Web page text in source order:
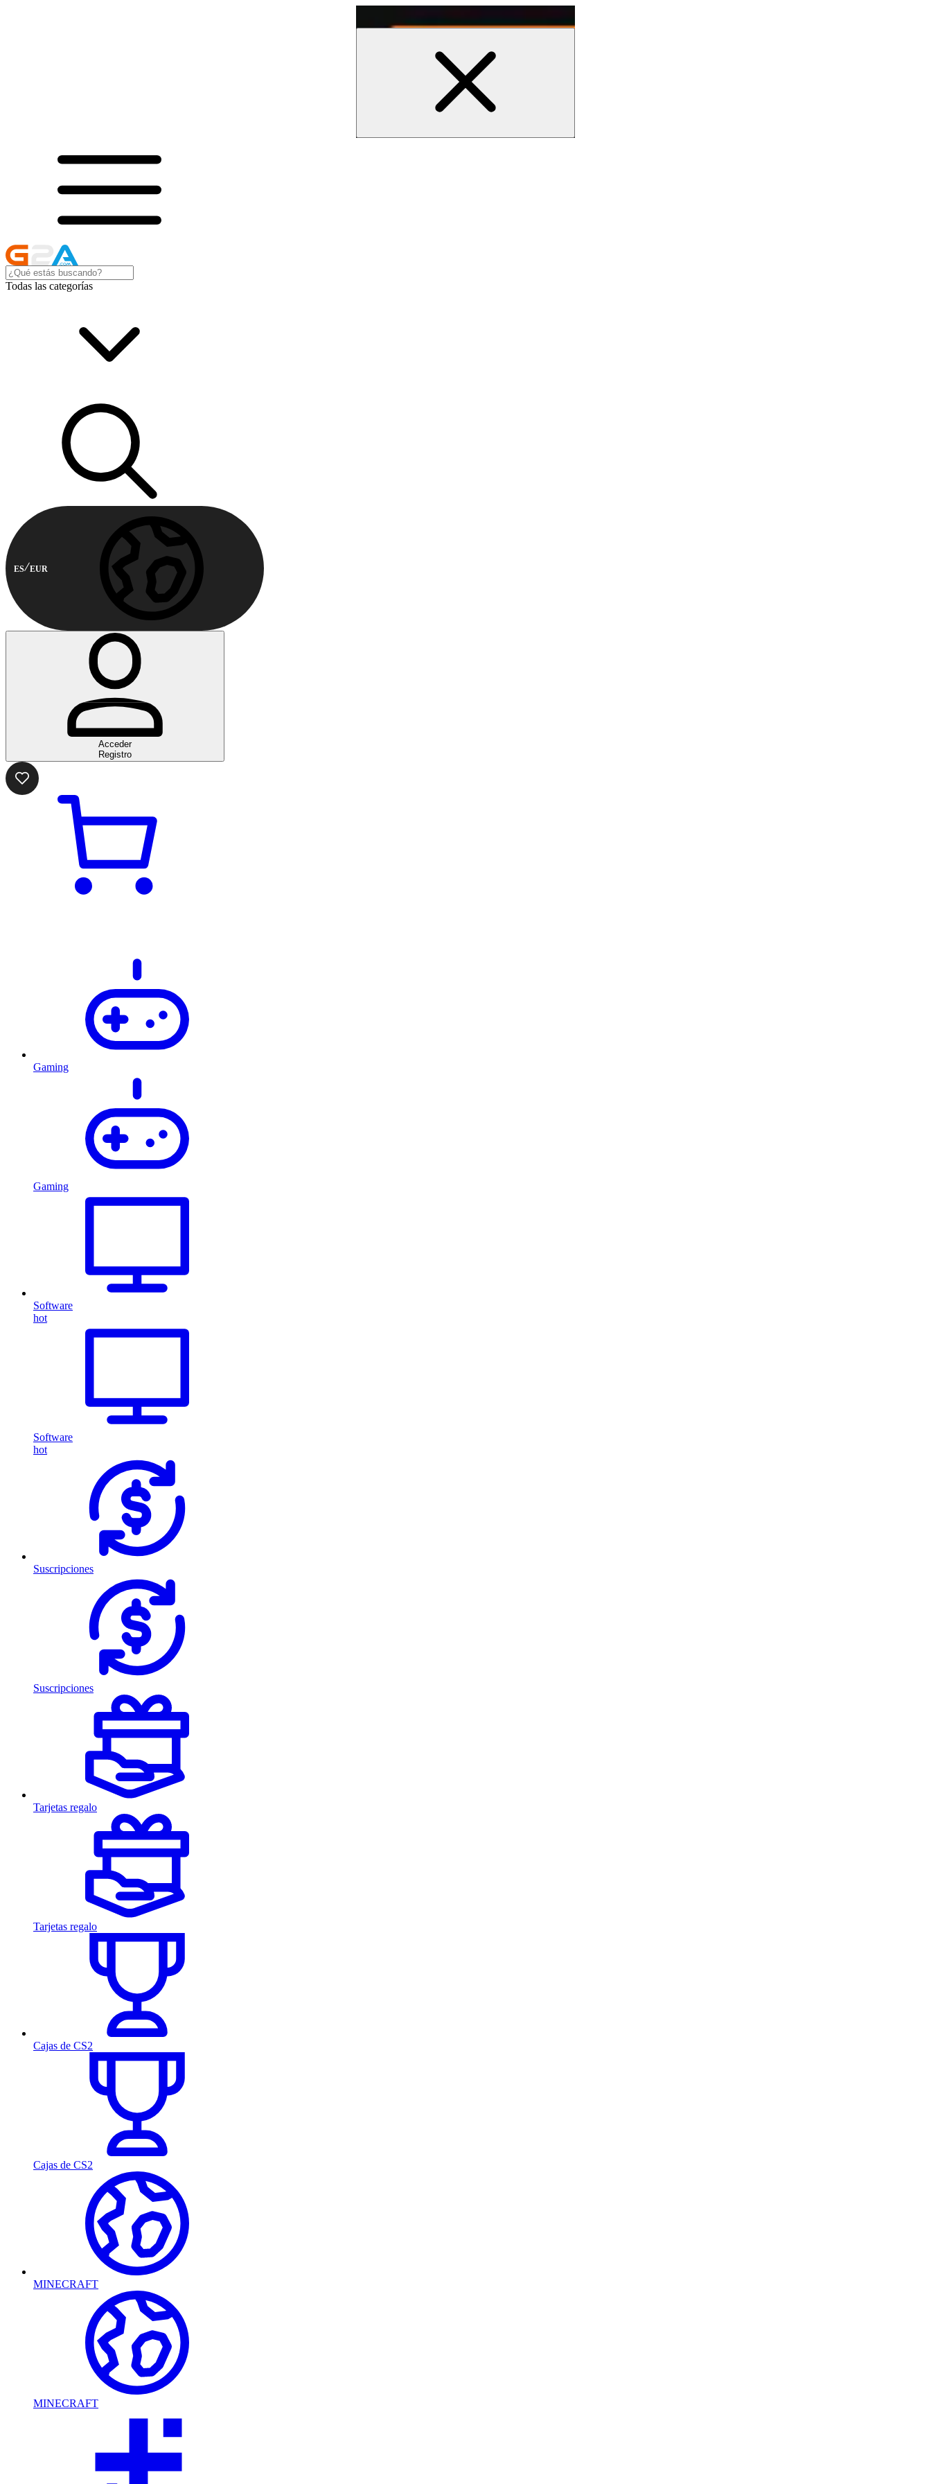
Todas las categorías
ES EUR
Acceder
Registro
Gaming
Gaming
Software
hot
Software
hot
Suscripciones
Suscripciones
Tarjetas regalo
Tarjetas regalo
Cajas de CS2
Cajas de CS2
MINECRAFT
MINECRAFT